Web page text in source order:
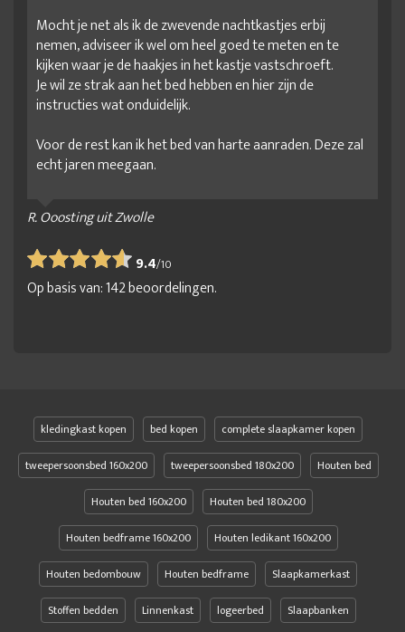
Mocht je net als ik de zwevende nachtkastjes erbij
nemen, adviseer ik wel om heel goed te meten en te
kijken waar je de haakjes in het kastje vastschroeft.
Je wil ze strak aan het bed hebben en hier zijn de
instructies wat onduidelijk.
Voor de rest kan ik het bed van harte aanraden. Deze zal
echt jaren meegaan.
R. Ooosting uit Zwolle
9.4/10
Op basis van:142beoordelingen.
kledingkast kopen bed kopen
complete slaapkamer kopen
tweepersoonsbed 160x200
tweepersoonsbed 180x200
Houten bed
Houten bed 160x200
Houten bed 180x200
Houten bedframe 160x200
Houten ledikant 160x200
Houten bedombouw
Houten bedframe
Slaapkamerkast
Stoffen bedden
Linnenkast logeerbed Slaapbanken